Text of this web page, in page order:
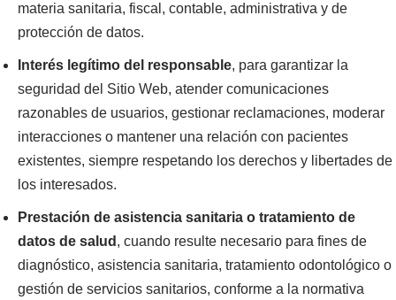
materia sanitaria, fiscal, contable, administrativa y de
protección de datos.
Interés legítimo del responsable, para garantizar la
seguridad del Sitio Web, atender comunicaciones
razonables de usuarios, gestionar reclamaciones, moderar
interacciones o mantener una relación con pacientes
existentes, siempre respetando los derechos y libertades de
los interesados.
Prestación de asistencia sanitaria o tratamiento de
datos de salud , cuando resulte necesario para fines de
diagnóstico, asistencia sanitaria, tratamiento odontológico o
gestión de servicios sanitarios, conforme a la normativa